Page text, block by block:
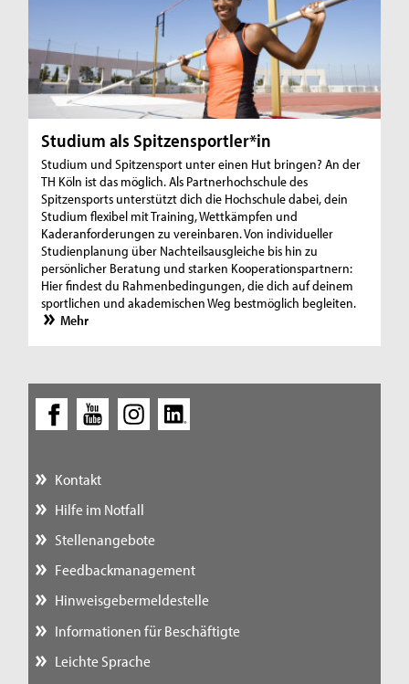
Studium als Spitzensportler*in
Studium und Spitzensport unter einen Hut bringen? An der
TH Köln ist das möglich. Als Partnerhochschule des
Spitzensports unterstützt dich die Hochschule dabei, dein
Studium flexibel mit Training, Wettkämpfen und
Kaderanforderungen zu vereinbaren. Von individueller
Studienplanung über Nachteilsausgleiche bis hin zu
persönlicher Beratung und starken Kooperationspartnern:
Hier findest du Rahmenbedingungen, die dich auf deinem
sportlichen und akademischen Weg bestmöglich begleiten.
Mehr
Kontakt
Hilfe im Notfall
Stellenangebote
Feedbackmanagement
Hinweisgebermeldestelle
Informationen für Beschäftigte
Leichte Sprache